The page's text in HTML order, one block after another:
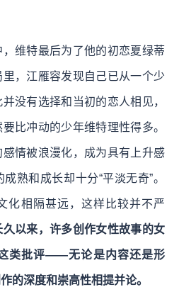
维特最后为了他的初恋夏绿蒂
，江雁容发现自己已从一个少
没有选择和当初的恋人相见，
比冲动的少年维特理性得多。
情被浪漫化，成为具有上升感
熟和成长却十分“平淡无奇”。
化相隔甚远，这样比较并不严
久以来，许多创作女性故事的女
类批评——无论是内容还是形
的深度和崇高性相提并论。